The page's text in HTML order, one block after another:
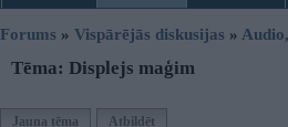
Forums » Vispārējās diskusijas »
Tēma: Displejs maģim
Jauna tēma Atbildēt